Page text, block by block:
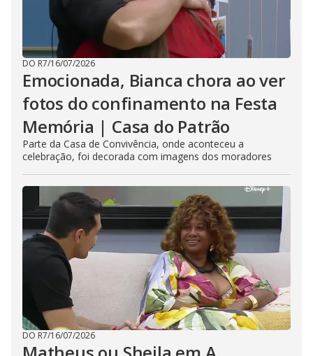
DO R7/16/07/2026
Emocionada, Bianca chora ao ver
fotos do confinamento na Festa
Memória | Casa do Patrão
Parte da Casa de Convivência, onde aconteceu a
celebração, foi decorada com imagens dos moradores
DO R7/16/07/2026